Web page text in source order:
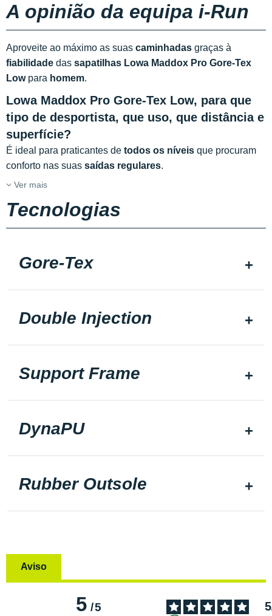
A opinião da equipa i-Run
Aproveite ao máximo as suas caminhadas graças à
fiabilidade das sapatilhas Lowa Maddox Pro Gore-Tex
Lowpara homem.
Lowa Maddox Pro Gore-Tex Low, para que
tipo de desportista, que uso, que distância e
superfície?
É ideal para praticantes de todos os níveis que procuram
conforto nas suas saídas regulares.
Ver mais
Tecnologias
Gore-Tex
Double Injection
Support Frame
DynaPU
Rubber Outsole
Aviso
5/5 5